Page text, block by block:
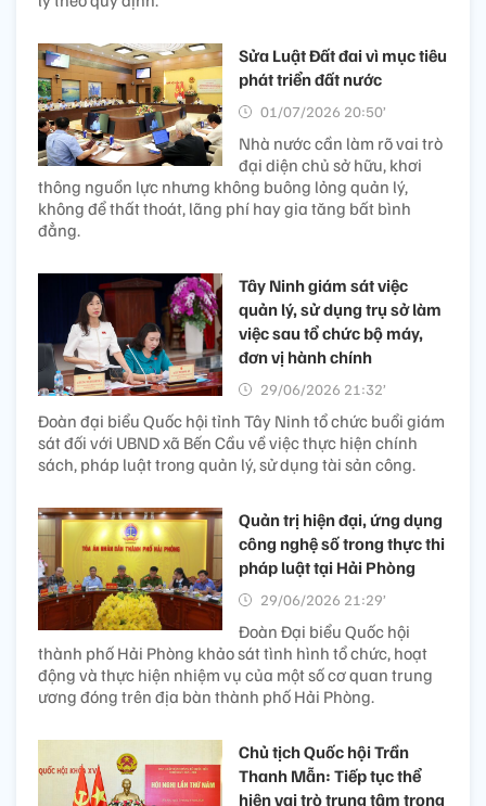
Sửa Luật Đất đai vì mục tiêu
phát triển đất nước
01/07/2026 20:50’
Nhà nước cần làm rõ vai trò
đại diện chủ sở hữu, khơi
thông nguồn lực nhưng không buông lỏng quản lý,
không để thất thoát, lãng phí hay gia tăng bất bình
đẳng.
Tây Ninh giám sát việc
quản lý, sử dụng trụ sở làm
việc sau tổ chức bộ máy,
đơn vị hành chính
29/06/2026 21:32’
Đoàn đại biểu Quốc hội tỉnh Tây Ninh tổ chức buổi giám
sát đối với UBND xã Bến Cầu về việc thực hiện chính
sách, pháp luật trong quản lý, sử dụng tài sản công.
Quản trị hiện đại, ứng dụng
công nghệ số trong thực thi
pháp luật tại Hải Phòng
29/06/2026 21:29’
Đoàn Đại biểu Quốc hội
thành phố Hải Phòng khảo sát tình hình tổ chức, hoạt
động và thực hiện nhiệm vụ của một số cơ quan trung
ương đóng trên địa bàn thành phố Hải Phòng.
Chủ tịch Quốc hội Trần
Thanh Mẫn: Tiếp tục thể
hiện vai trò trung tâm trong